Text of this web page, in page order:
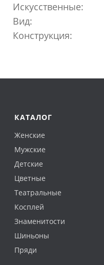
Искусственные:
Вид:
Конструкция:
КАТАЛОГ
Женские
Мужские
Детские
Цветные
Театральные
Косплей
Знаменитости
Шиньоны
Пряди